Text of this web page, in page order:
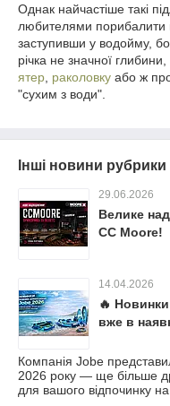
Однак найчастіше такі
любителями порибалити
заступивши у водойму,
річка не значної
ятер раколовку або ж
"сухим з води".
Інші новини рубрики
29.06.2026
Велике
CC Moore!
14.04.2026
🔥
вже в
Компанія Jobe
2026 року — ще більше
для вашого відпочинку на